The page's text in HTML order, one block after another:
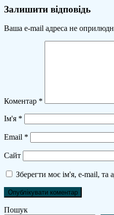
Залишити відповідь
Ваша e-mail адреса не
Коментар *
Ім'я *
Email *
Сайт
Зберегти моє ім'я, e-mail, та
Пошук